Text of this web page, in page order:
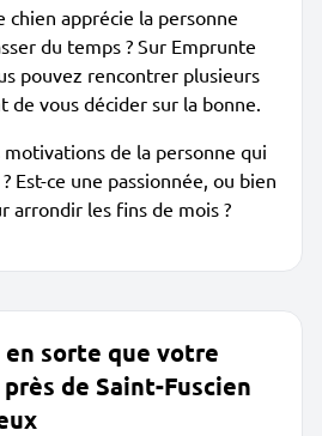
chien apprécie la personne
du temps ? Sur Emprunte
pouvez rencontrer plusieurs
de vous décider sur la bonne.
de la personne qui
Est-ce une passionnée, ou bien
arrondir les fins de mois ?
sorte que votre
de Saint-Fuscien